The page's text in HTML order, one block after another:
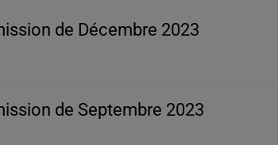
de Décembre 2023
de Septembre 2023